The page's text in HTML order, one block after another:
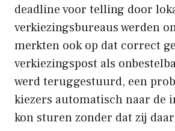
deadline voor telling door
verkiezingsbureaus werden
merkten ook op dat correct
verkiezingspost als
werd teruggestuurd, een
kiezers automatisch naar de
kon sturen zonder dat zij